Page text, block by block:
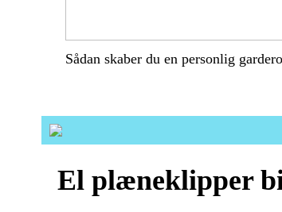
Sådan skaber du en personlig
El plæneklipper